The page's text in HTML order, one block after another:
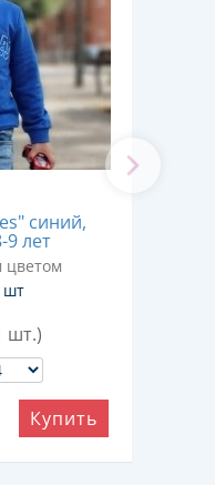
синий,
9 лет
цветом
шт
шт.)
Купить